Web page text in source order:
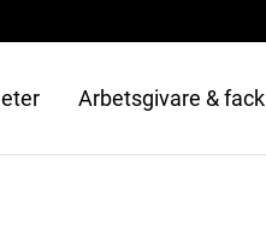
Arbetsgivare & fack